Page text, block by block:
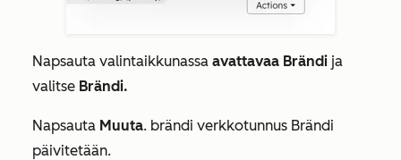
Napsauta valintaikkunassa avattavaa Brändi ja
valitse Brändi.
Napsauta Muuta. brändi verkkotunnus Brändi
päivitetään.